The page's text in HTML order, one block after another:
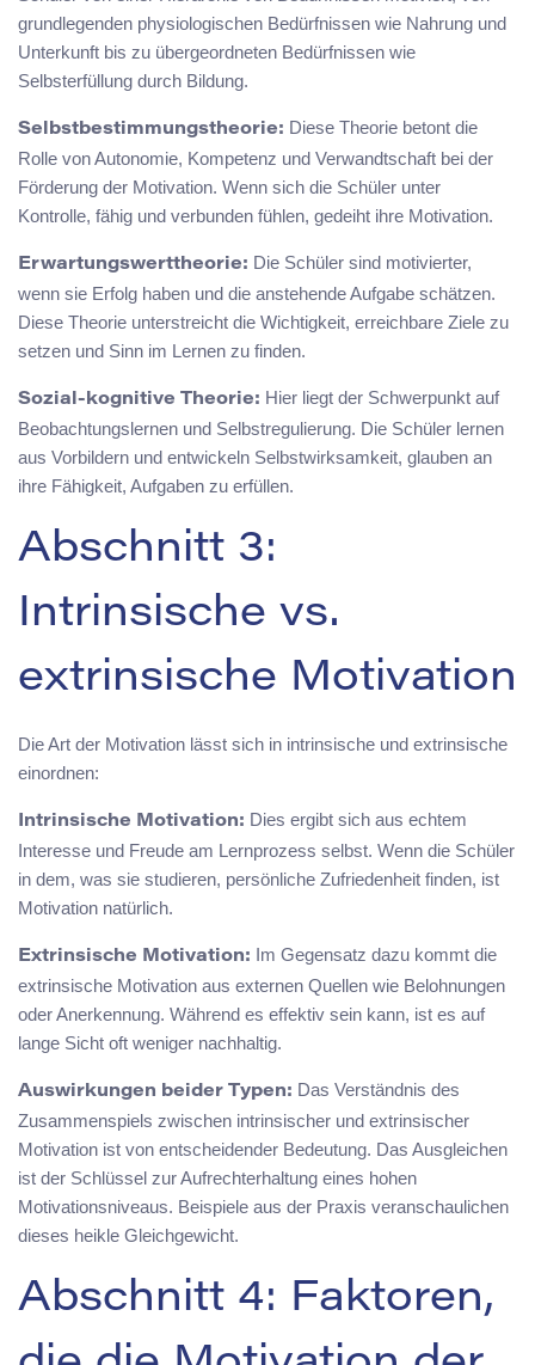
grundlegenden physiologischen Bedürfnissen wie Nahrung und
Unterkunft bis zu übergeordneten Bedürfnissen wie
Selbsterfüllung durch Bildung.
Selbstbestimmungstheorie: Diese Theorie betont die
Rolle von Autonomie, Kompetenz und Verwandtschaft bei der
Förderung der Motivation. Wenn sich die Schüler unter
Kontrolle, fähig und verbunden fühlen, gedeiht ihre Motivation.
Erwartungswerttheorie: Die Schüler sind motivierter,
wenn sie Erfolg haben und die anstehende Aufgabe schätzen.
Diese Theorie unterstreicht die Wichtigkeit, erreichbare Ziele zu
setzen und Sinn im Lernen zu finden.
Sozial-kognitive Theorie: Hier liegt der Schwerpunkt auf
Beobachtungslernen und Selbstregulierung. Die Schüler lernen
aus Vorbildern und entwickeln Selbstwirksamkeit, glauben an
ihre Fähigkeit, Aufgaben zu erfüllen.
Abschnitt 3:
Intrinsische vs.
extrinsische Motivation
Die Art der Motivation lässt sich in intrinsische und extrinsische
einordnen:
Intrinsische Motivation: Dies ergibt sich aus echtem
Interesse und Freude am Lernprozess selbst. Wenn die Schüler
in dem, was sie studieren, persönliche Zufriedenheit finden, ist
Motivation natürlich.
Extrinsische Motivation: Im Gegensatz dazu kommt die
extrinsische Motivation aus externen Quellen wie Belohnungen
oder Anerkennung. Während es effektiv sein kann, ist es auf
lange Sicht oft weniger nachhaltig.
Auswirkungen beider Typen: Das Verständnis des
Zusammenspiels zwischen intrinsischer und extrinsischer
Motivation ist von entscheidender Bedeutung. Das Ausgleichen
ist der Schlüssel zur Aufrechterhaltung eines hohen
Motivationsniveaus. Beispiele aus der Praxis veranschaulichen
dieses heikle Gleichgewicht.
Abschnitt 4: Faktoren,